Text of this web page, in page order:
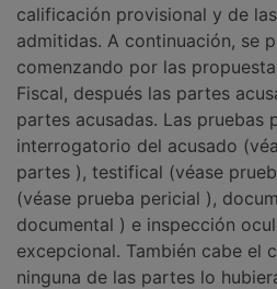
calificación provisional y de
admitidas. A continuación, se
comenzando por las
Fiscal, después las partes
partes acusadas. Las pruebas
interrogatorio del acusado
partes ), testifical (véase
(véase prueba pericial ),
documental ) e inspección
excepcional. También cabe el
ninguna de las partes lo